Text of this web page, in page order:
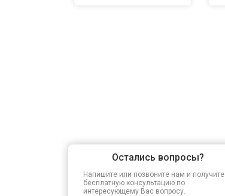
Остались вопросы?
Напишите или позвоните нам и получите
бесплатную консультацию по
интересующему Вас вопросу.